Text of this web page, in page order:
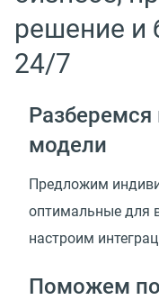
решение и
24/7
модели
Предложим
оптимальные для
настроим
Поможем